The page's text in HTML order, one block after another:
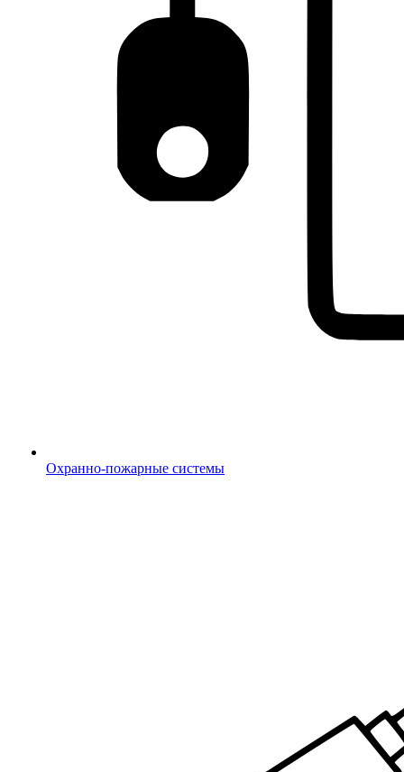
Охранно-пожарные системы